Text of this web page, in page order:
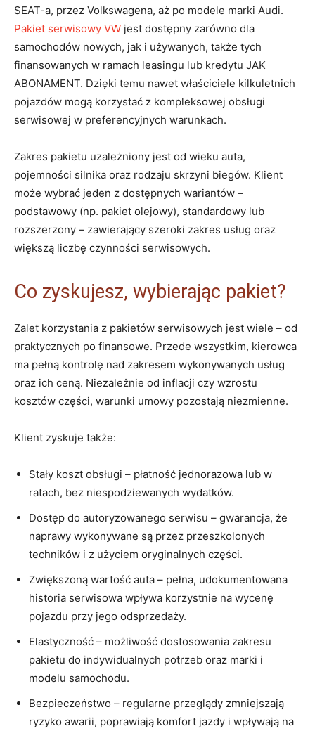
SEAT-a, przez Volkswagena, aż po modele marki Audi.
Pakiet serwisowy VW jest dostępny zarówno dla
samochodów nowych, jak i używanych, także tych
finansowanych w ramach leasingu lub kredytu JAK
ABONAMENT. Dzięki temu nawet właściciele kilkuletnich
pojazdów mogą korzystać z kompleksowej obsługi
serwisowej w preferencyjnych warunkach.
Zakres pakietu uzależniony jest od wieku auta,
pojemności silnika oraz rodzaju skrzyni biegów. Klient
może wybrać jeden z dostępnych wariantów –
podstawowy (np. pakiet olejowy), standardowy lub
rozszerzony – zawierający szeroki zakres usług oraz
większą liczbę czynności serwisowych.
Co zyskujesz, wybierając pakiet?
Zalet korzystania z pakietów serwisowych jest wiele – od
praktycznych po finansowe. Przede wszystkim, kierowca
ma pełną kontrolę nad zakresem wykonywanych usług
oraz ich ceną. Niezależnie od inflacji czy wzrostu
kosztów części, warunki umowy pozostają niezmienne.
Klient zyskuje także:
Stały koszt obsługi – płatność jednorazowa lub w
ratach, bez niespodziewanych wydatków.
Dostęp do autoryzowanego serwisu – gwarancja, że
naprawy wykonywane są przez przeszkolonych
techników i z użyciem oryginalnych części.
Zwiększoną wartość auta – pełna, udokumentowana
historia serwisowa wpływa korzystnie na wycenę
pojazdu przy jego odsprzedaży.
Elastyczność – możliwość dostosowania zakresu
pakietu do indywidualnych potrzeb oraz marki i
modelu samochodu.
Bezpieczeństwo – regularne przeglądy zmniejszają
ryzyko awarii, poprawiają komfort jazdy i wpływają na